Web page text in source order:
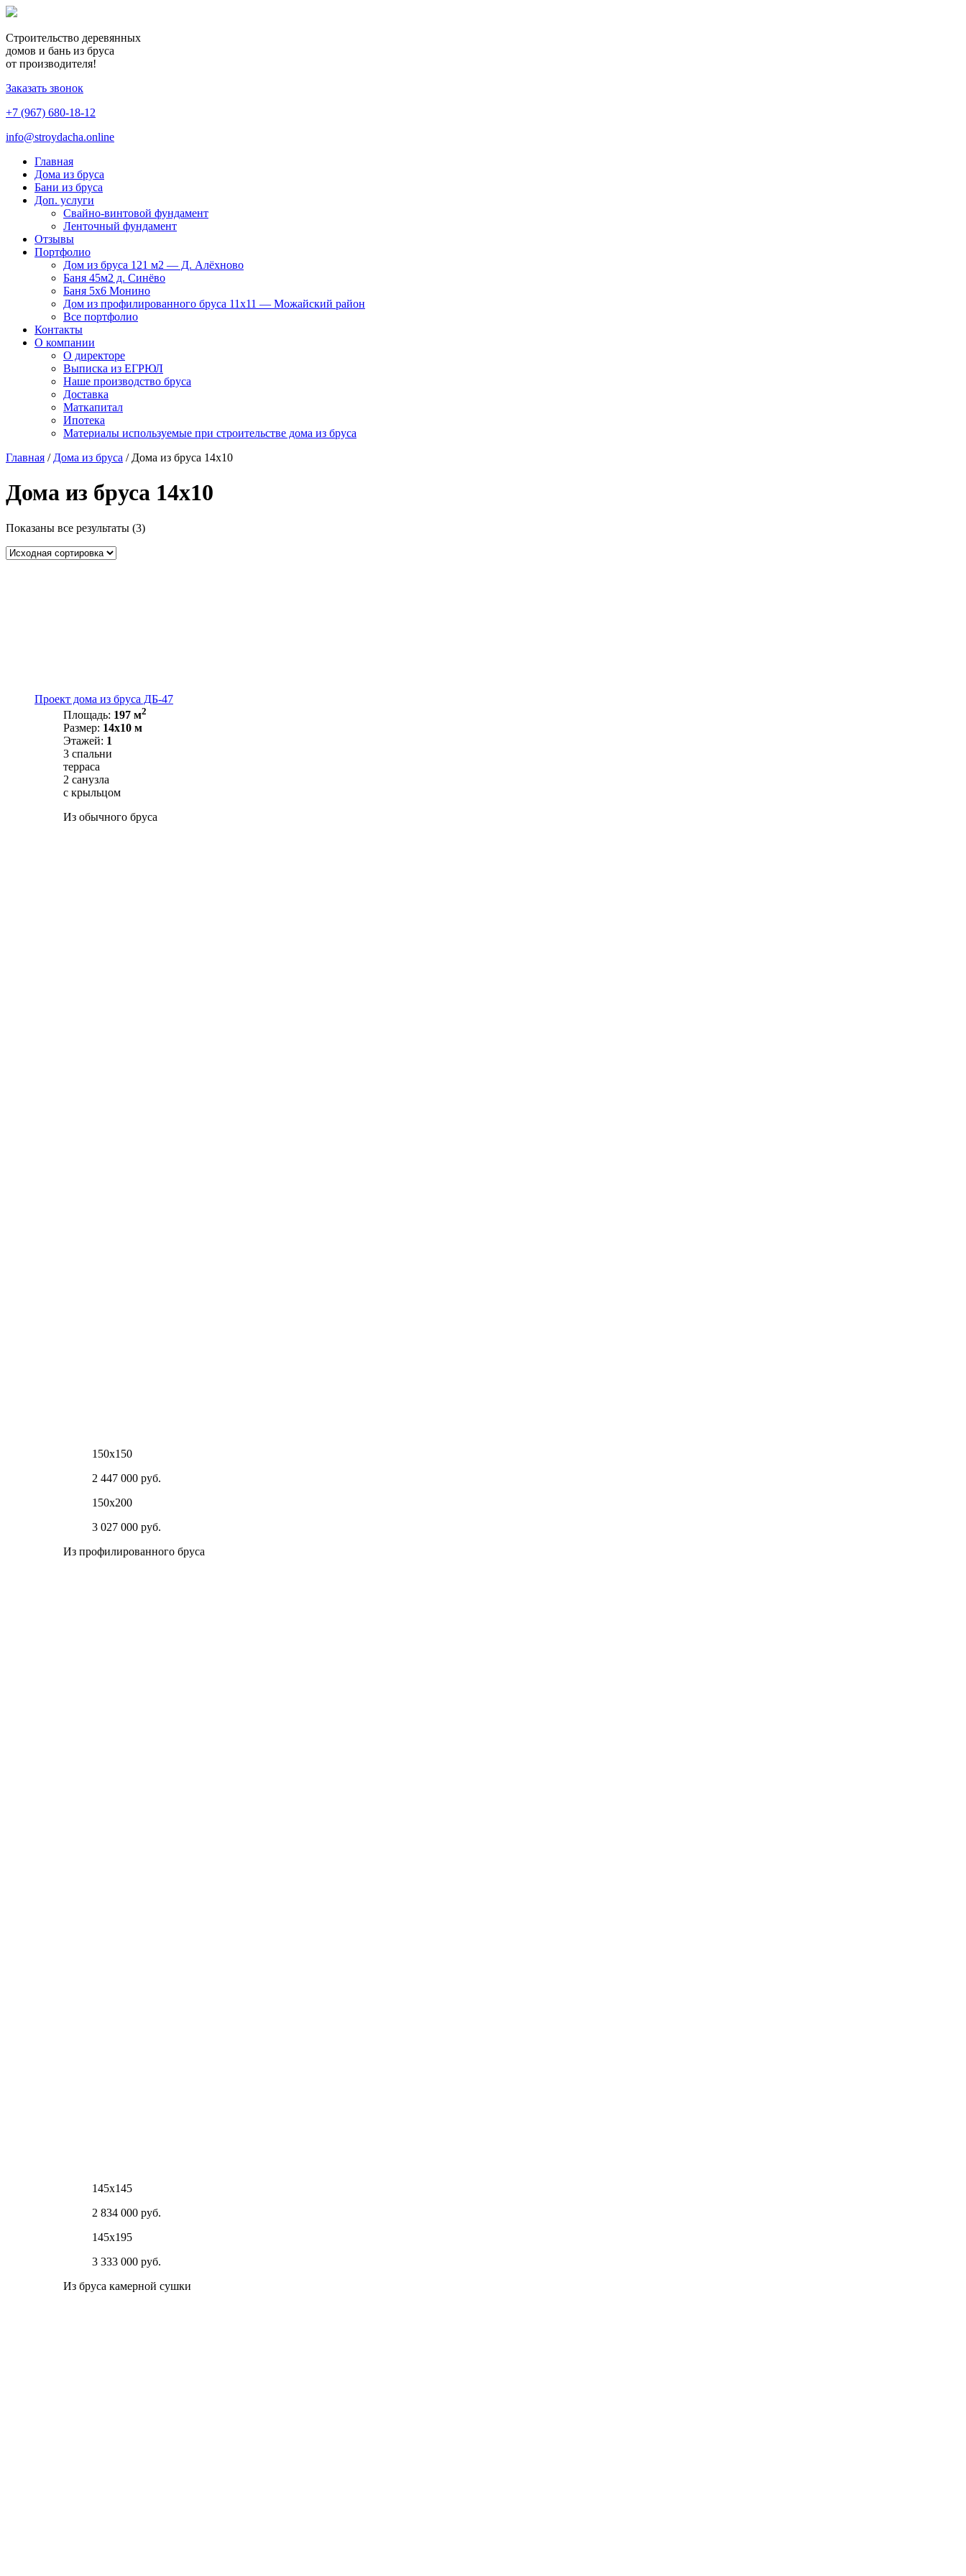
Строительство деревянных
домов и бань из бруса
от производителя!
Заказать звонок
+7 (967) 680-18-12
info@stroydacha.online
Главная
Дома из бруса
Бани из бруса
Доп. услуги
Свайно-винтовой фундамент
Ленточный фундамент
Отзывы
Портфолио
Дом из бруса 121 м2 — Д. Алёхново
Баня 45м2 д. Синёво
Баня 5х6 Монино
Дом из профилированного бруса 11х11 — Можайский район
Все портфолио
Контакты
О компании
О директоре
Выписка из ЕГРЮЛ
Наше производство бруса
Доставка
Маткапитал
Ипотека
Материалы используемые при строительстве дома из бруса
Главная / Дома из бруса / Дома из бруса 14x10
Дома из бруса 14x10
Показаны все результаты (3)
Проект дома из бруса ДБ-47
Площадь: 197 м2
Размер: 14х10 м
Этажей: 1
3 спальни
терраса
2 санузла
с крыльцом
Из обычного бруса
150х150
2 447 000 руб.
150х200
3 027 000 руб.
Из профилированного бруса
145х145
2 834 000 руб.
145х195
3 333 000 руб.
Из бруса камерной сушки